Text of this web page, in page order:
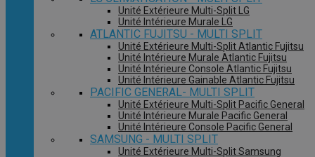
Unité Extérieure Multi-Split LG
Unité Intérieure Murale LG
ATLANTIC FUJITSU - MULTI SPLIT
Unité Extérieure Multi-Split Atlantic Fujitsu
Unité Intérieure Murale Atlantic Fujitsu
Unité Intérieure Console Atlantic Fujitsu
Unité Intérieure Gainable Atlantic Fujitsu
PACIFIC GENERAL- MULTI SPLIT
Unité Extérieure Multi-Split Pacific General
Unité Intérieure Murale Pacific General
Unité Intérieure Console Pacific General
SAMSUNG - MULTI SPLIT
Unité Extérieure Multi-Split Samsung